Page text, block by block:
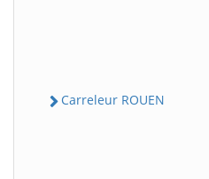
Carreleur ROUEN